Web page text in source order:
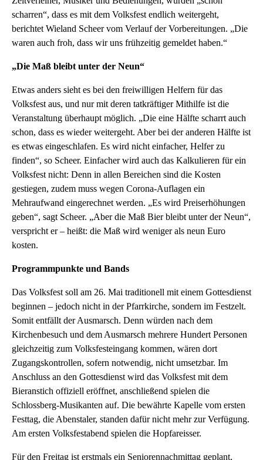
scharren“, dass es mit dem Volksfest endlich weitergeht,
berichtet Wieland Scheer vom Verlauf der Vorbereitungen. „Die
waren auch froh, dass wir uns frühzeitig gemeldet haben.“
„Die Maß bleibt unter der Neun“
Etwas anders sieht es bei den freiwilligen Helfern für das
Volksfest aus, und nur mit deren tatkräftiger Mithilfe ist die
Veranstaltung überhaupt möglich. „Die eine Hälfte scharrt auch
schon, dass es wieder weitergeht. Aber bei der anderen Hälfte ist
es etwas eingeschlafen. Es wird nicht einfacher, Helfer zu
finden“, so Scheer. Einfacher wird auch das Kalkulieren für ein
Volksfest nicht: Denn in allen Bereichen sind die Kosten
gestiegen, zudem muss wegen Corona-Auflagen ein
Mehraufwand eingerechnet werden. „Es wird Preiserhöhungen
geben“, sagt Scheer. „Aber die Maß Bier bleibt unter der Neun“,
verspricht er – heißt: die Maß wird weniger als neun Euro
kosten.
Programmpunkte und Bands
Das Volksfest soll am 26. Mai traditionell mit einem Gottesdienst
beginnen – jedoch nicht in der Pfarrkirche, sondern im Festzelt.
Somit entfällt der Ausmarsch. Denn würden nach dem
Kirchenbesuch und dem Ausmarsch mehrere Hundert Personen
gleichzeitig zum Volksfesteingang kommen, wären dort
Zugangskontrollen, sofern notwendig, nicht umsetzbar. Im
Anschluss an den Gottesdienst wird das Volksfest mit dem
Bieranstich offiziell eröffnet, anschließend spielen die
Schlossberg-Musikanten auf. Die bewährte Kapelle vom ersten
Festtag, die Abenstaler, standen dafür nicht mehr zur Verfügung.
Am ersten Volksfestabend spielen die Hopfareisser.
Für den Freitag ist erstmals ein Seniorennachmittag geplant,